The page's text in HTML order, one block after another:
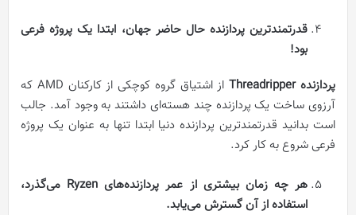
قدرتمندترین پردازنده حال حاضر جهان، ابتدا یک پروژه فرعی
بود!
پردازنده‌ Threadripper
از اشتیاق گروه کوچکی از کارکنان AMD که
آرزوی ساخت یک پردازنده چند هسته‌ای داشتند به وجود آمد. جالب
است بدانید قدرتمندترین پردازنده دنیا ابتدا تنها به عنوان یک پروژه
فرعی شروع به کار کرد.
هر چه زمان بیشتری از عمر پردازنده‌های Ryzen می‌گذرد،
استفاده از آن گسترش می‌یابد.